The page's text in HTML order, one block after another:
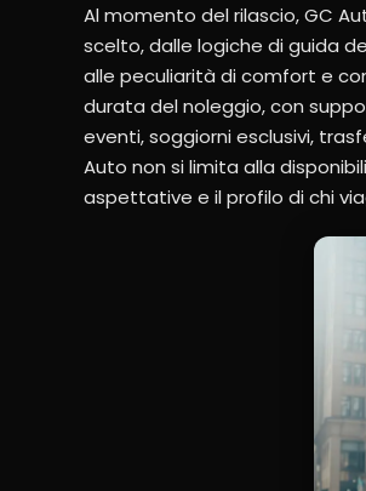
Al momento del rilascio, GC
scelto, dalle logiche di guida
alle peculiarità di comfort e
durata del noleggio, con
eventi, soggiorni esclusivi,
Auto non si limita alla
aspettative e il profilo di chi